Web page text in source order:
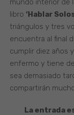
mundo interior de
libro ‘Hablar
triángulos y tres
encuentra al final
cumplir diez años
enfermo y tiene
sea demasiado
compartirán
La entrada